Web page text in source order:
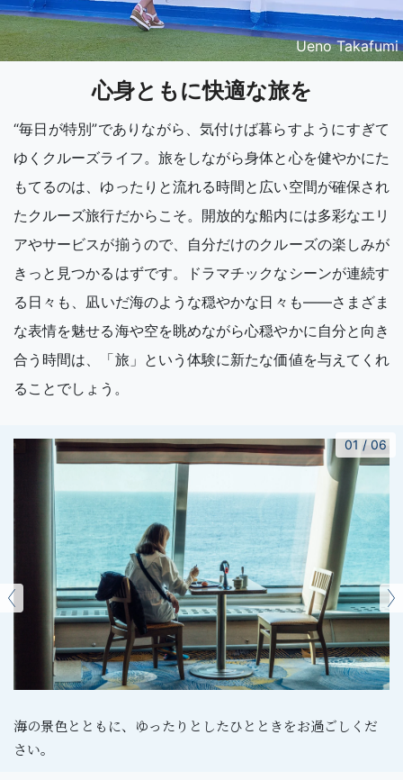
Ueno Takafumi
心身ともに快適な旅を
“毎日が特別”でありながら、気付けば暮らすようにすぎて
ゆくクルーズライフ。旅をしながら身体と心を健やかにた
もてるのは、ゆったりと流れる時間と広い空間が確保され
たクルーズ旅行だからこそ。開放的な船内には多彩なエリ
アやサービスが揃うので、自分だけのクルーズの楽しみが
きっと見つかるはずです。ドラマチックなシーンが連続す
る日々も、凪いだ海のような穏やかな日々も――さまざま
な表情を魅せる海や空を眺めながら心穏やかに自分と向き
合う時間は、「旅」という体験に新たな価値を与えてくれ
ることでしょう。
海の景色とともに、ゆったりとしたひとときをお過ごしくだ
さい。
01 / 06